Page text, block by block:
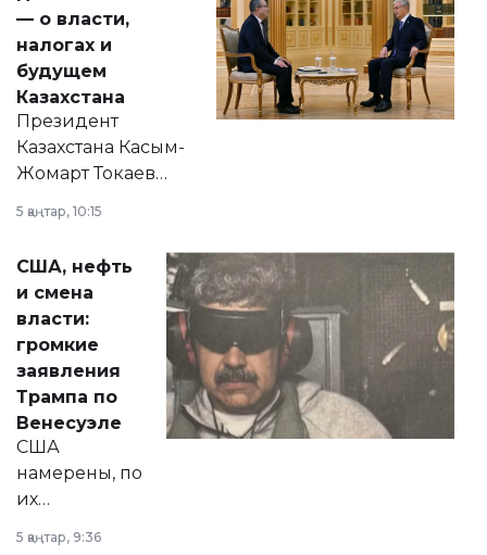
— о власти,
налогах и
будущем
Казахстана
Президент
Казахстана Касым-
Жомарт Токаев
сразу несколько
актуальных тем —
от слухов о
политических
реформах до
вопросов армии,
экономики и
личного здоровья.
5 қаңтар, 10:15
США, нефть
и смена
власти:
громкие
заявления
Трампа по
Венесуэле
США
намерены, по
их
5 қаңтар, 9:36